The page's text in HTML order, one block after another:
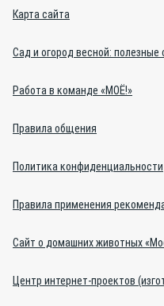
Карта сайта
Сад и огород весной: полезные
Работа в команде «МОЁ!»
Правила общения
Политика конфиденциальности
Правила применения
Сайт о домашних животных
Центр интернет-проектов